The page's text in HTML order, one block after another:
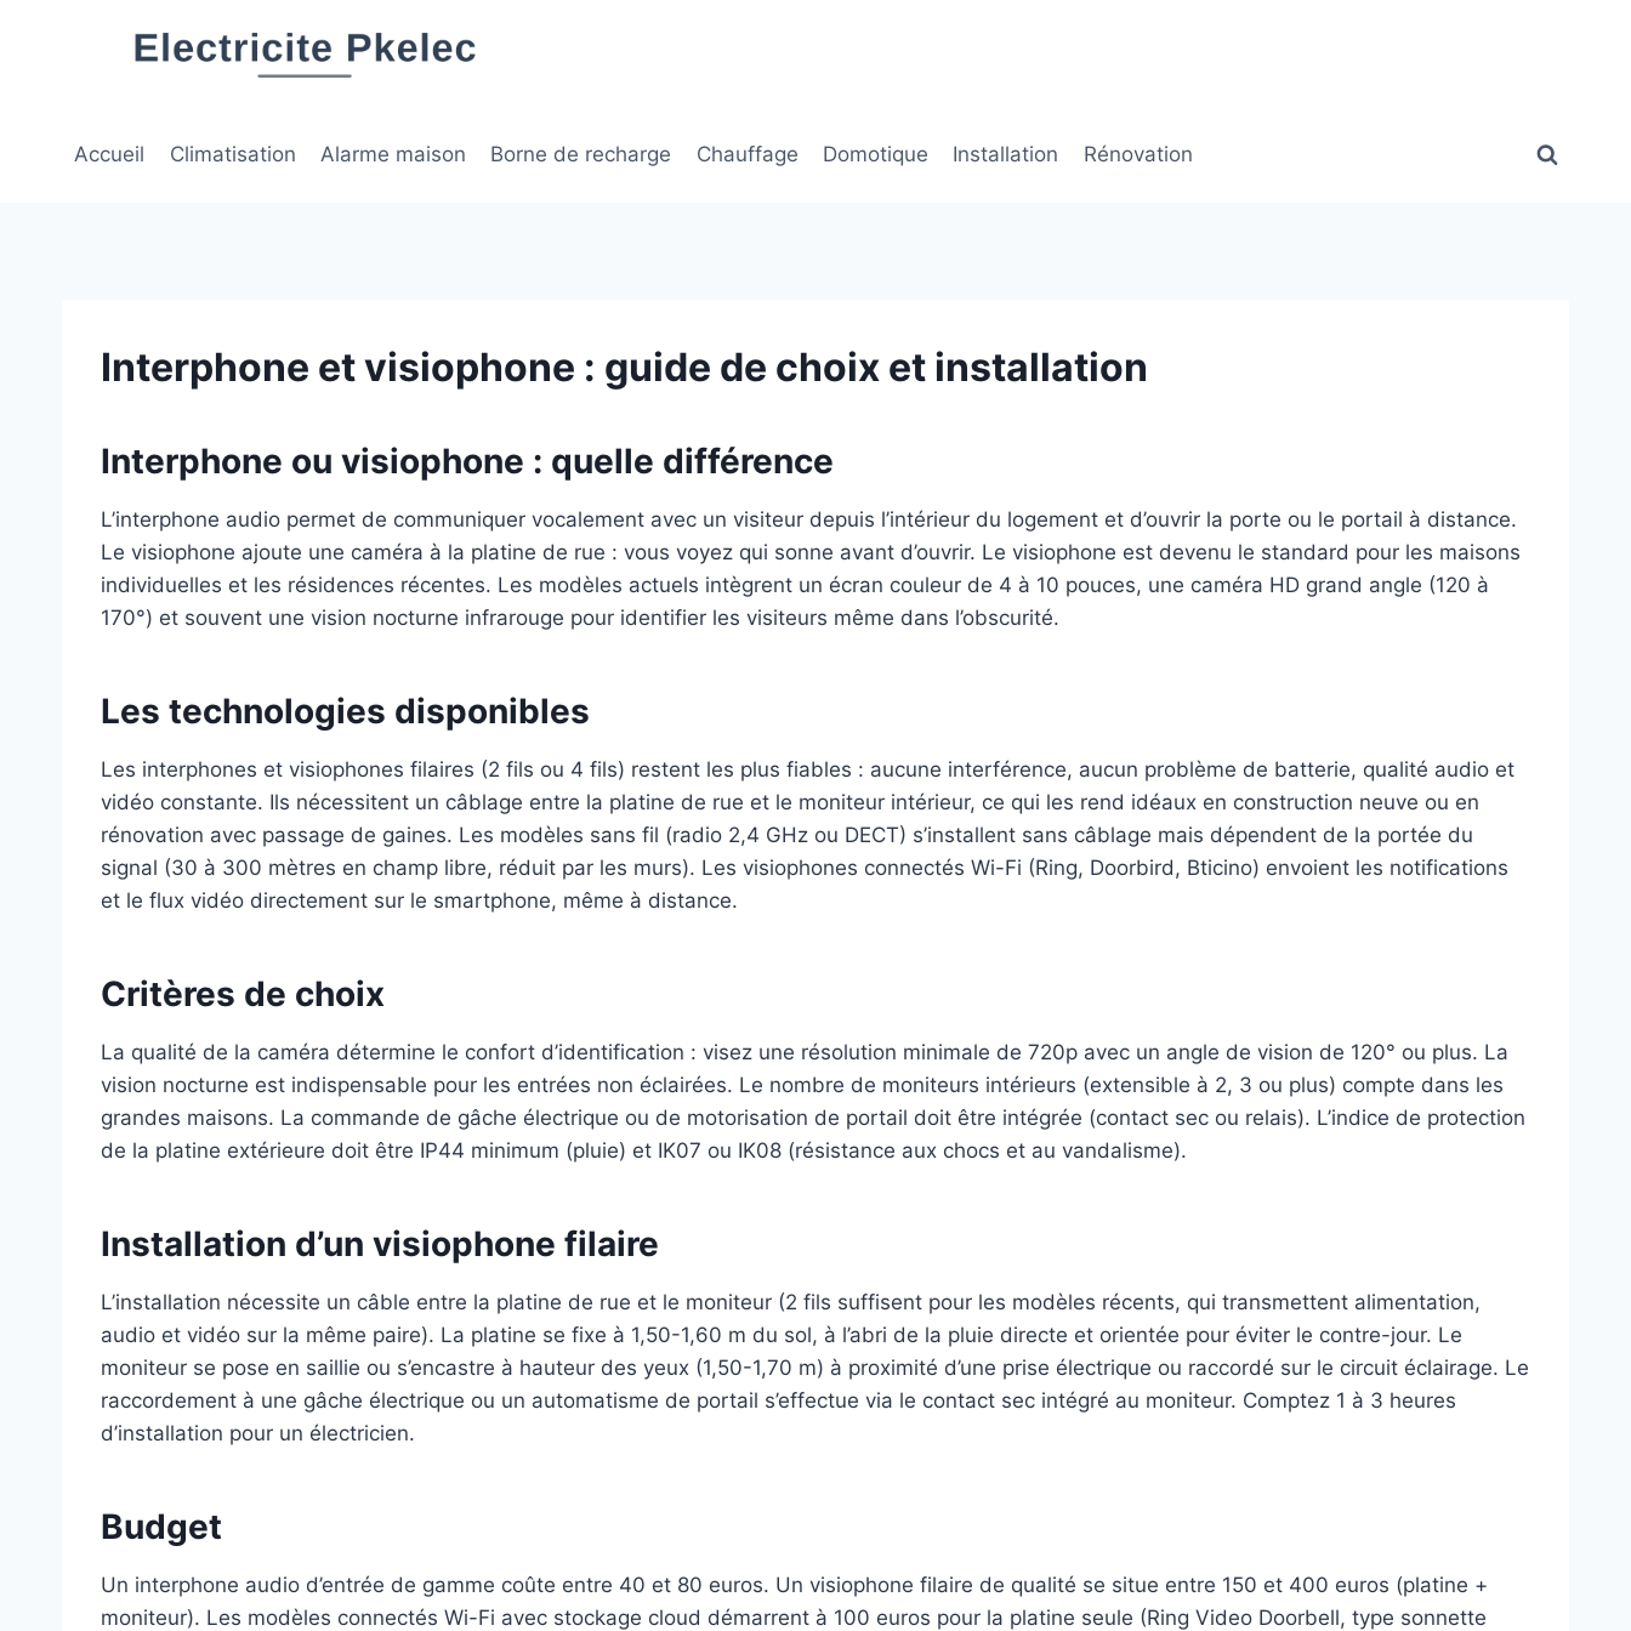
Accueil Climatisation Alarme maison Borne de recharge Chauffage Domotique Installation Rénovation
Interphone et visiophone : guide de choix et installation
Interphone ou visiophone : quelle différence
L’interphone audio permet de communiquer vocalement avec un visiteur depuis l’intérieur du logement et d’ouvrir la porte ou le portail à distance.
Le visiophone ajoute une caméra à la platine de rue : vous voyez qui sonne avant d’ouvrir. Le visiophone est devenu le standard pour les maisons
individuelles et les résidences récentes. Les modèles actuels intègrent un écran couleur de 4 à 10 pouces, une caméra HD grand angle (120 à
170°) et souvent une vision nocturne infrarouge pour identifier les visiteurs même dans l’obscurité.
Les technologies disponibles
Les interphones et visiophones filaires (2 fils ou 4 fils) restent les plus fiables : aucune interférence, aucun problème de batterie, qualité audio et
vidéo constante. Ils nécessitent un câblage entre la platine de rue et le moniteur intérieur, ce qui les rend idéaux en construction neuve ou en
rénovation avec passage de gaines. Les modèles sans fil (radio 2,4 GHz ou DECT) s’installent sans câblage mais dépendent de la portée du
signal (30 à 300 mètres en champ libre, réduit par les murs). Les visiophones connectés Wi-Fi (Ring, Doorbird, Bticino) envoient les notifications
et le flux vidéo directement sur le smartphone, même à distance.
Critères de choix
La qualité de la caméra détermine le confort d’identification : visez une résolution minimale de 720p avec un angle de vision de 120° ou plus. La
vision nocturne est indispensable pour les entrées non éclairées. Le nombre de moniteurs intérieurs (extensible à 2, 3 ou plus) compte dans les
grandes maisons. La commande de gâche électrique ou de motorisation de portail doit être intégrée (contact sec ou relais). L’indice de protection
de la platine extérieure doit être IP44 minimum (pluie) et IK07 ou IK08 (résistance aux chocs et au vandalisme).
Installation d’un visiophone filaire
L’installation nécessite un câble entre la platine de rue et le moniteur (2 fils suffisent pour les modèles récents, qui transmettent alimentation,
audio et vidéo sur la même paire). La platine se fixe à 1,50-1,60 m du sol, à l’abri de la pluie directe et orientée pour éviter le contre-jour. Le
moniteur se pose en saillie ou s’encastre à hauteur des yeux (1,50-1,70 m) à proximité d’une prise électrique ou raccordé sur le circuit éclairage. Le
raccordement à une gâche électrique ou un automatisme de portail s’effectue via le contact sec intégré au moniteur. Comptez 1 à 3 heures
d’installation pour un électricien.
Budget
Un interphone audio d’entrée de gamme coûte entre 40 et 80 euros. Un visiophone filaire de qualité se situe entre 150 et 400 euros (platine +
moniteur). Les modèles connectés Wi-Fi avec stockage cloud démarrent à 100 euros pour la platine seule (Ring Video Doorbell, type sonnette